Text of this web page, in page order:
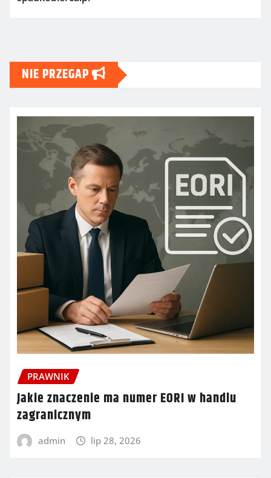
NIE PRZEGAP
PRAWNIK
Jakie znaczenie ma numer EORI w handlu
zagranicznym
admin lip 28, 2026